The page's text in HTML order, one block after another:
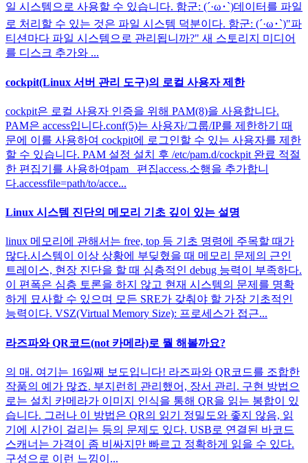
일 시스템으로 사용할 수 있습니다. 함군: (´·ω･`)데이터를 파일
로 처리할 수 있는 것은 파일 시스템 덕분이다. 함군: (´·ω･`)"파
티션마다 파일 시스템으로 관리됩니까?" 새 스토리지 미디어
를 디스크 추가와 ...
cockpit(Linux 서버 관리 도구)의 로컬 사용자 제한
cockpit은 로컬 사용자 인증을 위해 PAM(8)을 사용합니다.
PAM은 access입니다.conf(5)는 사용자/그룹/IP를 제한하기 때
문에 이를 사용하여 cockpit에 로그인할 수 있는 사용자를 제한
할 수 있습니다. PAM 설정 설치 후 /etc/pam.d/cockpit 완료 적절
한 편집기를 사용하여pam_ 편집access.소행을 추가합니
다.accessfile=path/to/acce...
Linux 시스템 진단의 메모리 기초 깊이 있는 설명
linux 메모리에 관해서는 free, top 등 기초 명령에 주목할 때가
많다.시스템이 이상 상황에 부딪혔을 때 메모리 문제의 근인
트레이스, 현장 진단을 할 때 심층적인 debug 능력이 부족하다.
이 편폭은 심층 토론을 하지 않고 현재 시스템의 문제를 명확
하게 묘사할 수 있으며 모든 SRE가 갖춰야 할 가장 기초적인
능력이다. VSZ(Virtual Memory Size): 프로세스가 접근...
라즈파와 QR코드(not 카메라)로 뭘 해볼까요?
의 매. 여기는 16일째 보도입니다! 라즈파와 QR코드를 조합한
작품의 예가 많죠. 부지런히 관리했어, 장서 관리. 구현 방법으
로는 설치 카메라가 이미지 인식을 통해 QR을 읽는 봉합이 있
습니다. 그러나 이 방법은 QR의 읽기 정밀도와 좋지 않음, 읽
기에 시간이 걸리는 등의 문제도 있다. USB로 연결된 바코드
스캐너는 가격이 좀 비싸지만 빠르고 정확하게 읽을 수 있다.
구성으로 이런 느낌이...